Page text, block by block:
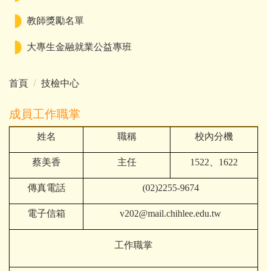
教師獎勵名單
大專生金融就業公益專班
首頁 技檢中心
成員工作職掌
姓名 職稱 校內分機
蔡美香 主任 1522 、1622
傳真電話 (02)2255-9674
電子信箱 v202@mail.chihlee.edu.tw
工作職掌